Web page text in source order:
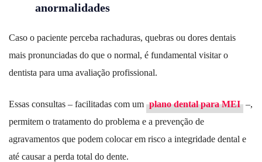
anormalidades
Caso o paciente perceba rachaduras, quebras ou dores dentais
mais pronunciadas do que o normal, é fundamental visitar o
dentista para uma avaliação profissional.
Essas consultas – facilitadas com um plano dental para MEI –,
permitem o tratamento do problema e a prevenção de
agravamentos que podem colocar em risco a integridade dental e
até causar a perda total do dente.